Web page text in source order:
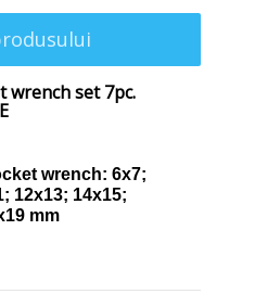
wrench set 7pc.
wrench: 6x7;
12x13; 14x15;
mm